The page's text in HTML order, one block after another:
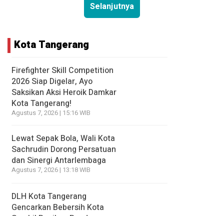
Selanjutnya
Kota Tangerang
Firefighter Skill Competition
2026 Siap Digelar, Ayo
Saksikan Aksi Heroik Damkar
Kota Tangerang!
Agustus 7, 2026 | 15:16 WIB
Lewat Sepak Bola, Wali Kota
Sachrudin Dorong Persatuan
dan Sinergi Antarlembaga
Agustus 7, 2026 | 13:18 WIB
DLH Kota Tangerang
Gencarkan Bebersih Kota